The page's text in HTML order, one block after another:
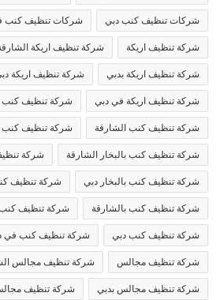
شركات تنظيف كنب دبي شركات تنظيف كنب
شركة تنظيف اريكة شركة تنظيف اريكة
شركة تنظيف اريكة بدبي شركة تنظيف اريكة
شركة تنظيف اريكة في دبي شركة تنظيف كنب
شركة تنظيف كنب الشارقة شركة تنظيف كنب
شركة تنظيف كنب بالبخار الشارقة شركة
شركة تنظيف كنب بالبخار دبي شركة تنظيف
شركة تنظيف كنب بالشارقة شركة تنظيف
شركة تنظيف كنب دبي شركة تنظيف كنب في
شركة تنظيف مجالس شركة تنظيف مجالس
شركة تنظيف مجالس بدبي شركة تنظيف